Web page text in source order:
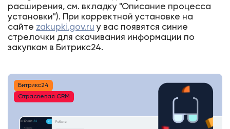
расширения, см. вкладку "Описание процесса
установки"). При корректной установке на
сайте zakupki.gov.ru у вас появятся синие
стрелочки для скачивания информации по
закупкам в Битрикс24.
Битрикс24
Отраслевая CRM